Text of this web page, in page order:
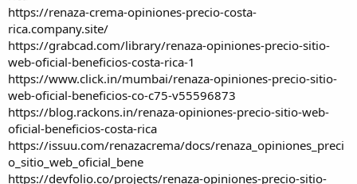
https://renaza-crema-opiniones-precio-costa-
rica.company.site/
https://grabcad.com/library/renaza-opiniones-precio-sitio-
web-oficial-beneficios-costa-rica-1
https://www.click.in/mumbai/renaza-opiniones-precio-sitio-
web-oficial-beneficios-co-c75-v55596873
https://blog.rackons.in/renaza-opiniones-precio-sitio-web-
oficial-beneficios-costa-rica
https://issuu.com/renazacrema/docs/renaza_opiniones_preci
o_sitio_web_oficial_bene
https://devfolio.co/projects/renaza-opiniones-precio-sitio-